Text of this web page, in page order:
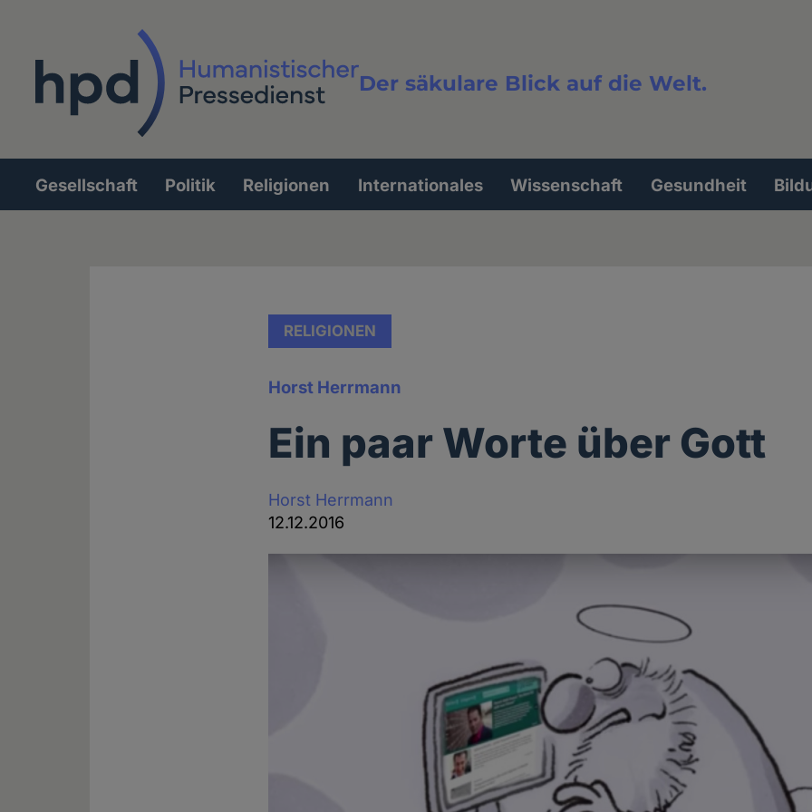
Der säkulare Blick auf die Welt.
Volltextsuche
Hauptnavigation
Gesellschaft Politik Religionen Internationales Wissenschaft Gesundheit
RELIGIONEN
Horst Herrmann
Ein paar Worte über Gott
Horst Herrmann
12.12.2016